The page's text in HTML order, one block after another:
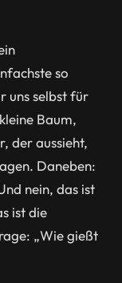
so
uns selbst für
Baum,
der aussieht,
Daneben:
nein, das ist
ist die
„Wie gießt